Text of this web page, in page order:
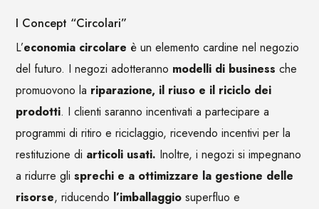
I Concept “Circolari”
L’economia circolare è un elemento cardine nel negozio
del futuro. I negozi adotteranno modelli di business che
promuovono la riparazione, il riuso e il riciclo dei
prodotti. I clienti saranno incentivati a partecipare a
programmi di ritiro e riciclaggio, ricevendo incentivi per la
restituzione di articoli usati. Inoltre, i negozi si impegnano
a ridurre glisprechi e a ottimizzare la gestione delle
risorse, riducendo l’imballaggio superfluo e